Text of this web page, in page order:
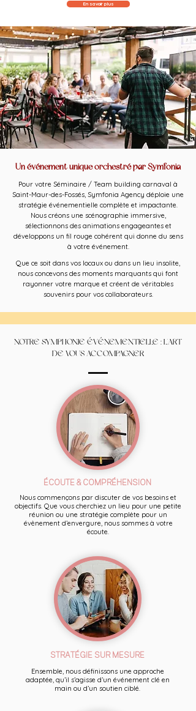
En savoir plus
Un événement unique orchestré par Symfonia
Pour votre Séminaire / Team building carnaval à
Saint-Maur-des-Fossés, Symfonia Agency déploie une
stratégie événementielle complète et impactante.
Nous créons une scénographie immersive,
sélectionnons des animations engageantes et
développons un fil rouge cohérent qui donne du sens
à votre événement.
Que ce soit dans vos locaux ou dans un lieu insolite,
nous concevons des moments marquants qui font
rayonner votre marque et créent de véritables
souvenirs pour vos collaborateurs.
NOTRE SYMPHONIE ÉVÉNEMENTIELLE : L'ART
DE VOUS ACCOMPAGNER
ÉCOUTE & COMPRÉHENSION
Nous commençons par discuter de vos besoins et
objectifs. Que vous cherchiez un lieu pour une petite
réunion ou une stratégie complète pour un
évènement d’envergure, nous sommes à votre
écoute.
STRATÉGIE SUR MESURE
Ensemble, nous définissons une approche
adaptée, qu’il s’agisse d’un événement clé en
main ou d’un soutien ciblé.